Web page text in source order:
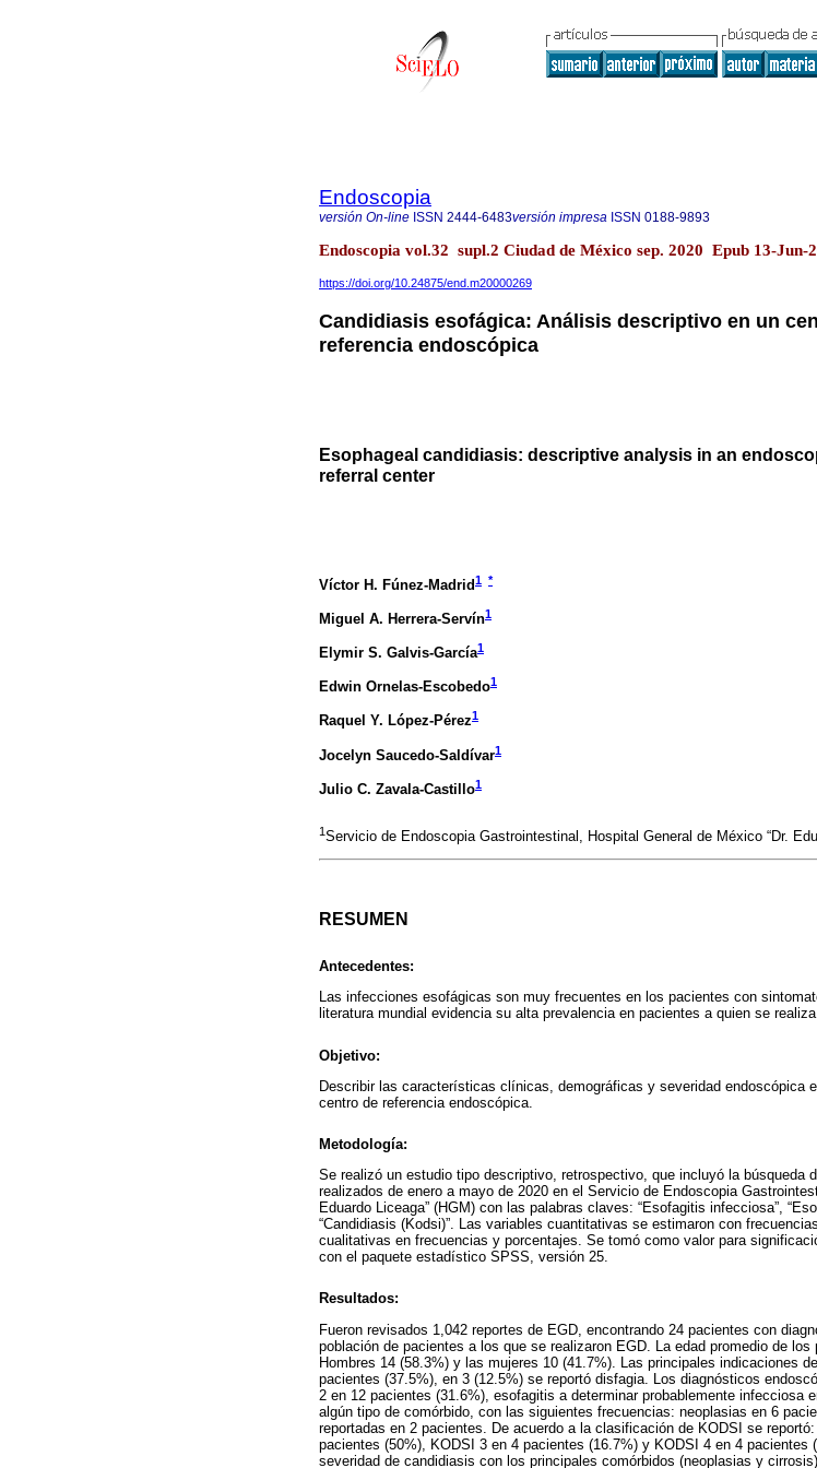
Endoscopia
versión On-line ISSN 2444-6483versión impresa ISSN 0188-9893
Endoscopia vol.32 supl.2 Ciudad de México sep. 2020 Epub 13-Jun-
https://doi.org/10.24875/end.m20000269
Candidiasis esofágica: Análisis descriptivo en un
referencia endoscópica
Esophageal candidiasis: descriptive analysis in an
referral center
Víctor H. Fúnez-Madrid1 *
Miguel A. Herrera-Servín1
Elymir S. Galvis-García1
Edwin Ornelas-Escobedo1
Raquel Y. López-Pérez1
Jocelyn Saucedo-Saldívar1
Julio C. Zavala-Castillo1
1Servicio de Endoscopia Gastrointestinal, Hospital General de México “Dr.
RESUMEN
Antecedentes:
Las infecciones esofágicas son muy frecuentes en los pacientes con
literatura mundial evidencia su alta prevalencia en pacientes a quien se
Objetivo:
Describir las características clínicas, demográficas y severidad endoscópica
centro de referencia endoscópica.
Metodología:
Se realizó un estudio tipo descriptivo, retrospectivo, que incluyó la búsqueda
realizados de enero a mayo de 2020 en el Servicio de Endoscopia
Eduardo Liceaga” (HGM) con las palabras claves: “Esofagitis infecciosa”,
“Candidiasis (Kodsi)”. Las variables cuantitativas se estimaron con
cualitativas en frecuencias y porcentajes. Se tomó como valor para
con el paquete estadístico SPSS, versión 25.
Resultados:
Fueron revisados 1,042 reportes de EGD, encontrando 24 pacientes con
población de pacientes a los que se realizaron EGD. La edad promedio de
Hombres 14 (58.3%) y las mujeres 10 (41.7%). Las principales indicaciones
pacientes (37.5%), en 3 (12.5%) se reportó disfagia. Los diagnósticos
2 en 12 pacientes (31.6%), esofagitis a determinar probablemente infecciosa
algún tipo de comórbido, con las siguientes frecuencias: neoplasias en 6
reportadas en 2 pacientes. De acuerdo a la clasificación de KODSI se
pacientes (50%), KODSI 3 en 4 pacientes (16.7%) y KODSI 4 en 4
severidad de candidiasis con los principales comórbidos (neoplasias y cirrosis)